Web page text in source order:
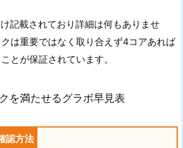
記載されており詳細は何もありませ
は重要ではなく取り合えず4コアあれば
とが保証されています。
を満たせるグラボ早見表
認方法